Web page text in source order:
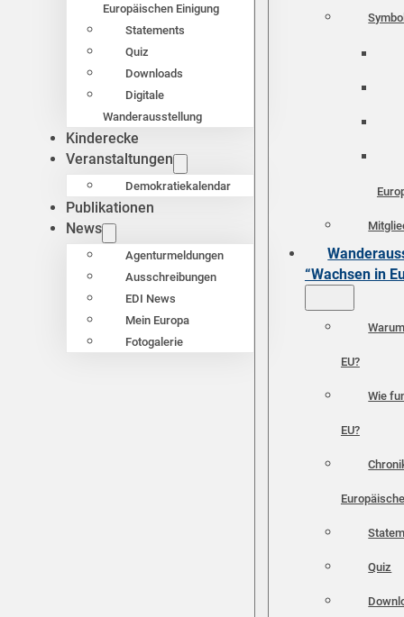
Europäischen Einigung
Statements
Quiz
Downloads
Digitale
Wanderausstellung
Kinderecke
Veranstaltungen
Demokratiekalendar
Publikationen
News
Agenturmeldungen
Ausschreibungen
EDI News
Mein Europa
Fotogalerie
“Wachsen in
EU?
Wie
EU?
Quiz